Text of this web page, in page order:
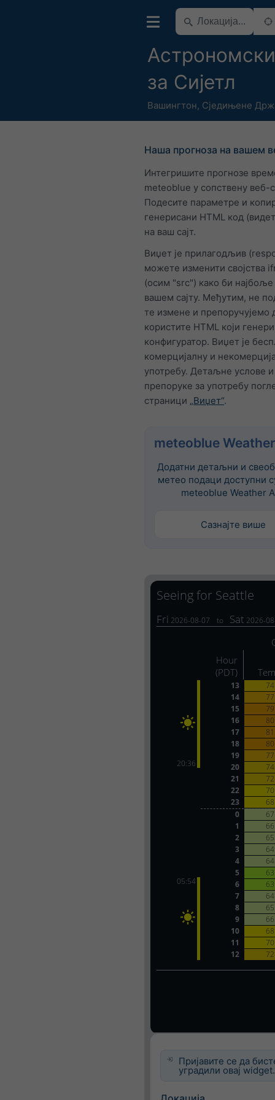
за Сијетл
Вашингтон, Сједињене
Наша прогноза на вашем
Интегришите прогнозе
meteoblue у сопствену веб-
Подесите параметре и
генерисани HTML код
на ваш сајт.
Виџет је прилагодљив
можете изменити својства
(осим "src") како би најбоље
вашем сајту. Међутим, не
те измене и препоручујемо
користите HTML који
конфигуратор. Виџет је
комерцијалну и
употребу. Детаљне услове и
препоруке за употребу
страници „Виџет“.
meteoblue
Додатни детаљни и
метео подаци доступни
meteoblue Weather
Сазнајте више
Пријавите се да
уградили овај widget.